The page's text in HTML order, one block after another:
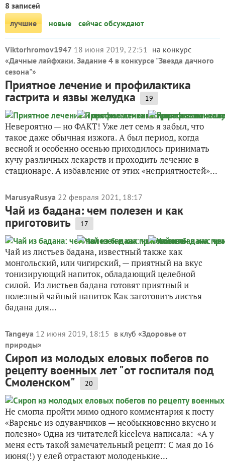
8 записей
лучшие
новые сейчас обсуждают
Viktorhromov1947 18 июня 2019, 22:51 на конкурс
«Дачные лайфхаки. Задание 4 в конкурсе "Звезда дачного
сезона"»
Приятное лечение и профилактика
гастрита и язвы желудка 19
Невероятно — но ФАКТ! Уже лет семь я забыл, что
такое даже обычная изжога. А был период, когда
весной и особенно осенью приходилось принимать
кучу различных лекарств и проходить лечение в
стационаре. А избавление от этих «неприятностей»...
MarusyaRusya 22 февраля 2021, 18:17
Чай из бадана: чем полезен и как
приготовить 17
Чай из листьев бадана, известный также как
монгольский, или чигирский, — приятный на вкус
тонизирующий напиток, обладающий целебной
силой. Из листьев бадана готовят приятный и
полезный чайный напиток Как заготовить листья
бадана для...
Tangeya 12 июня 2019, 18:15 в клуб «Здоровье от
природы»
Сироп из молодых еловых побегов по
рецепту военных лет "от госпиталя под
Смоленском" 20
Не смогла пройти мимо одного комментария к посту
«Варенье из одуванчиков — необыкновенно вкусно и
полезно» Одна из читателей kiceleva написала: «А у
меня есть такой замечательный рецепт: С мая до 16
июня(!) у елей отрастают молоденькие...